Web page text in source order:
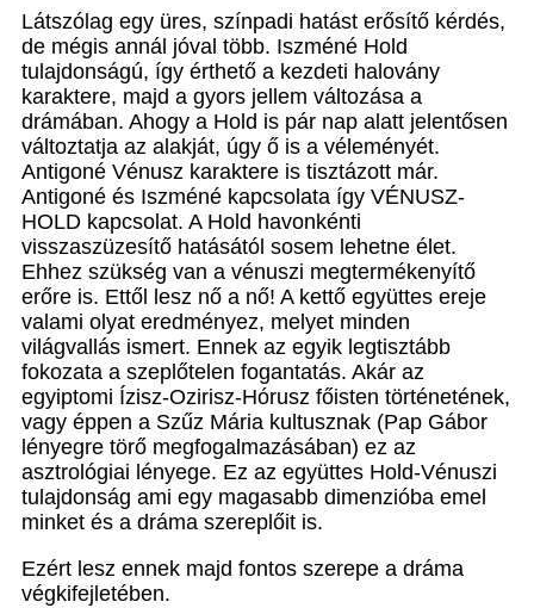
Látszólag egy üres, színpadi hatást erősítő kérdés,
de mégis annál jóval több. Iszméné Hold
tulajdonságú, így érthető a kezdeti halovány
karaktere, majd a gyors jellem változása a
drámában. Ahogy a Hold is pár nap alatt jelentősen
változtatja az alakját, úgy ő is a véleményét.
Antigoné Vénusz karaktere is tisztázott már.
Antigoné és Iszméné kapcsolata így VÉNUSZ-
HOLD kapcsolat. A Hold havonkénti
visszaszüzesítő hatásától sosem lehetne élet.
Ehhez szükség van a vénuszi megtermékenyítő
erőre is. Ettől lesz nő a nő! A kettő együttes ereje
valami olyat eredményez, melyet minden
világvallás ismert. Ennek az egyik legtisztább
fokozata a szeplőtelen fogantatás. Akár az
egyiptomi Ízisz-Ozirisz-Hórusz főisten történetének,
vagy éppen a Szűz Mária kultusznak (Pap Gábor
lényegre törő megfogalmazásában) ez az
asztrológiai lényege. Ez az együttes Hold-Vénuszi
tulajdonság ami egy magasabb dimenzióba emel
minket és a dráma szereplőit is.
Ezért lesz ennek majd fontos szerepe a dráma
végkifejletében.